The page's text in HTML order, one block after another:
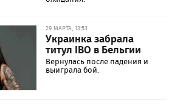
29 МАРТА, 13:53
Украинка забрала
титул IBO в Бельгии
Вернулась после падения и
выиграла бой.